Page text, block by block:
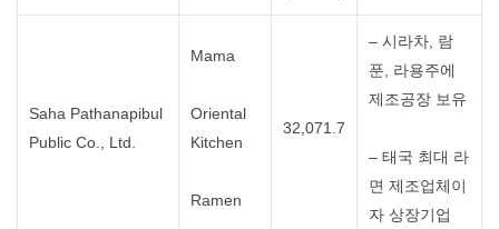
Saha Pathanapibul
Public Co., Ltd.
Mama
Oriental
Kitchen
Ramen
32,071.7
– 시라차, 람
푼, 라용주에
제조공장 보유
– 태국 최대 라
면 제조업체이
자 상장기업